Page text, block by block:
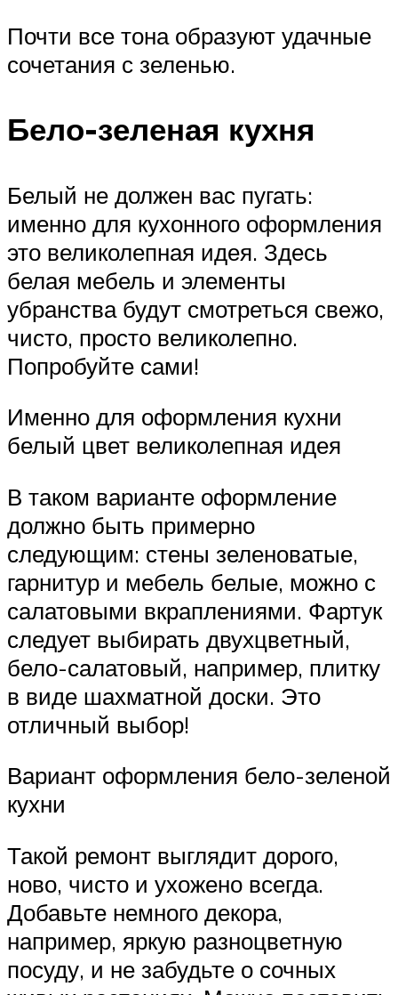
Почти все тона образуют удачные
сочетания с зеленью.
Бело-зеленая кухня
Белый не должен вас пугать:
именно для кухонного оформления
это великолепная идея. Здесь
белая мебель и элементы
убранства будут смотреться свежо,
чисто, просто великолепно.
Попробуйте сами!
Именно для оформления кухни
белый цвет великолепная идея
В таком варианте оформление
должно быть примерно
следующим: стены зеленоватые,
гарнитур и мебель белые, можно с
салатовыми вкраплениями. Фартук
следует выбирать двухцветный,
бело-салатовый, например, плитку
в виде шахматной доски. Это
отличный выбор!
Вариант оформления бело-зеленой
кухни
Такой ремонт выглядит дорого,
ново, чисто и ухожено всегда.
Добавьте немного декора,
например, яркую разноцветную
посуду, и не забудьте о сочных